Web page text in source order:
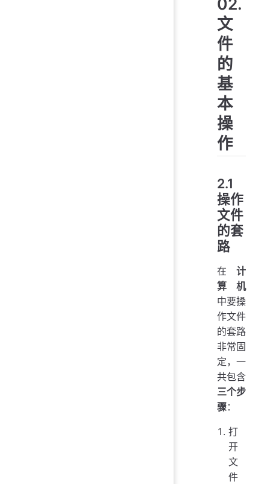
文
件
的
基
本
操
作
2.1
操作
文件
的套
路
在 计
算机
中要操
作文件
的套路
非常固
定，一
共包含
三个步
骤：
打
开
文
件